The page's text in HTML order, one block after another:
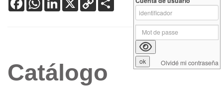
Link
Catálogo Olvidé mi contraseña